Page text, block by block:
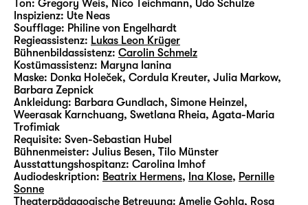
Ton: Gregory Weis, Nico Teichmann, Udo Schulze
Inspizienz: Ute Neas
Soufflage: Philine von Engelhardt
Regieassistenz: Lukas Leon Krüger
Bühnenbildassistenz: Carolin Schmelz
Kostümassistenz: Maryna Ianina
Maske: Donka Holeček, Cordula Kreuter, Julia Markow,
Barbara Zepnick
Ankleidung: Barbara Gundlach, Simone Heinzel,
Weerasak Karnchuang, Swetlana Rheia, Agata-Maria
Trofimiak
Requisite: Sven-Sebastian Hubel
Bühnenmeister: Julius Besen, Tilo Münster
Ausstattungshospitanz: Carolina Imhof
Audiodeskription: Beatrix Hermens, Ina Klose, Pernille
Sonne
Theaterpädagogische Betreuung: Amelie Gohla, Rosa